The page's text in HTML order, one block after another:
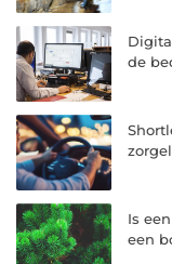
de
Is
een